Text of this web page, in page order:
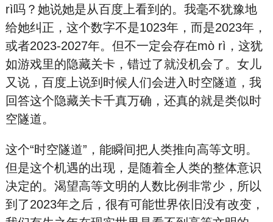
rì吗？她说她是从百度上看到的。我毫不犹豫地
给她纠正，这个数字不是1023年，而是2023年，
或者2023-2027年。但不一定会存在mò rì，这犹
如游戏里的隐藏关卡，错过了就没机会了。女儿
又说，百度上说到时候人们会进入时空隧道，我
回答这个隐藏关卡千真万确，还真的就是类似时
空隧道。
这个“时空隧道”，能瞬间把人类推向高等文明。
但是这个机遇的出现，是随着全人类的整体意识
决定的。渴望高等文明的人数比例非常少，所以
到了2023年之后，很有可能世界依旧没有改变，